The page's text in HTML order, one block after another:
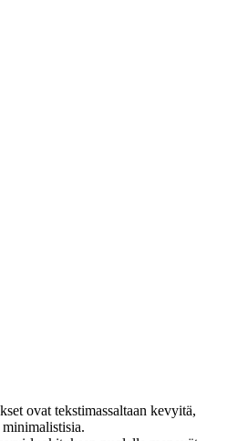
ovat tekstimassaltaan kevyitä,